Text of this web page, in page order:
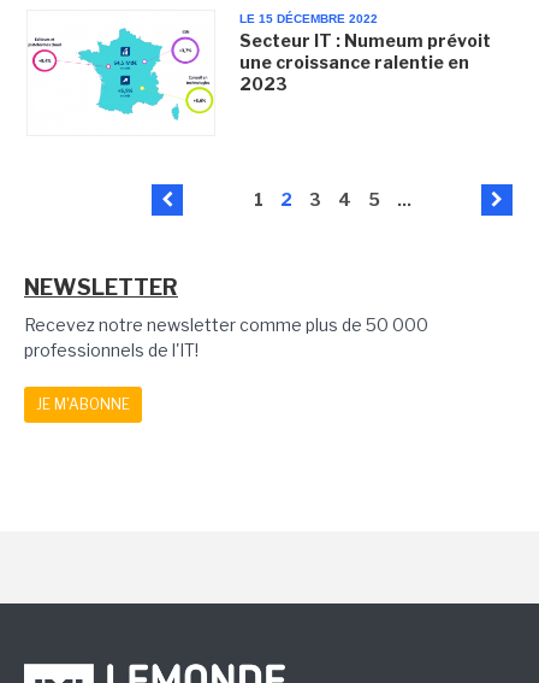
LE 15 DÉCEMBRE 2022
Secteur IT : Numeum prévoit
une croissance ralentie en
2023
1 2 3 4 5 ...
NEWSLETTER
Recevez notre newsletter comme plus de 50 000
professionnels de l'IT!
JE M'ABONNE